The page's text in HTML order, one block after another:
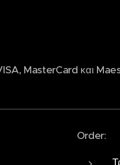
MasterCard και
Order: